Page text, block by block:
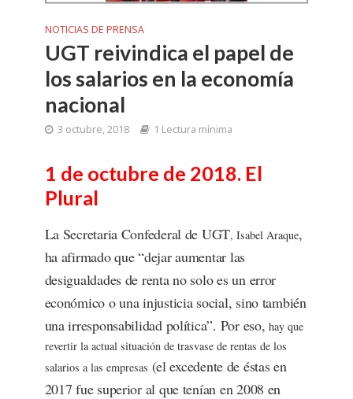
NOTICIAS DE PRENSA
UGT reivindica el papel de
los salarios en la economía
nacional
3 octubre, 2018 1 Lectura mínima
1 de octubre de 2018. El
Plural
La Secretaria Confederal de UGT, Isabel Araque,
ha afirmado que “dejar aumentar las
desigualdades de renta no solo es un error
económico o una injusticia social, sino también
una irresponsabilidad política”. Por eso, hay que
revertir la actual situación de trasvase de rentas de los
salarios a las empresas (el excedente de éstas en
2017 fue superior al que tenían en 2008 en